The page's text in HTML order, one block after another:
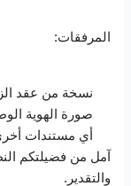
المرفقات:
نسخة من عقد
صورة الهوية
أي مستندات
آمل من فضيلتكم
والتقدير.